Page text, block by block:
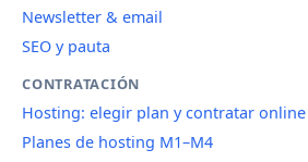
Newsletter & email
SEO y pauta
CONTRATACIÓN
Hosting: elegir plan y contratar online
Planes de hosting M1–M4